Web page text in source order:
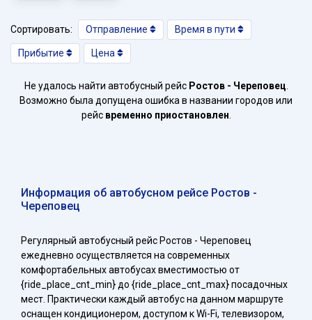
Сортировать: Отправление Время в пути
Прибытие Цена
Не удалось найти автобусный рейс Ростов - Череповец
Возможно была допущена ошибка в названии городов или
рейс временно приостановлен
Информация об автобусном рейсе Ростов -
Череповец
Регулярный автобусный рейс Ростов - Череповец
ежедневно осуществляется на современных
комфортабельных автобусах вместимостью от
{ride_place_cnt_min} до {ride_place_cnt_max} посадочных
мест. Практически каждый автобус на данном маршруте
оснащен кондиционером, доступом к Wi-Fi, телевизором,